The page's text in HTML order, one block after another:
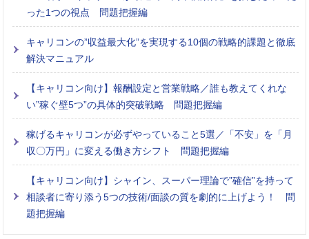
った1つの視点 問題把握編
キャリコンの”収益最大化”を実現する10個の戦略的課題と徹底
解決マニュアル
【キャリコン向け】報酬設定と営業戦略／誰も教えてくれな
い”稼ぐ壁5つ”の具体的突破戦略 問題把握編
稼げるキャリコンが必ずやっていること5選／「不安」を「月
収〇万円」に変える働き方シフト 問題把握編
【キャリコン向け】シャイン、スーパー理論で”確信”を持って
相談者に寄り添う5つの技術/面談の質を劇的に上げよう！ 問
題把握編